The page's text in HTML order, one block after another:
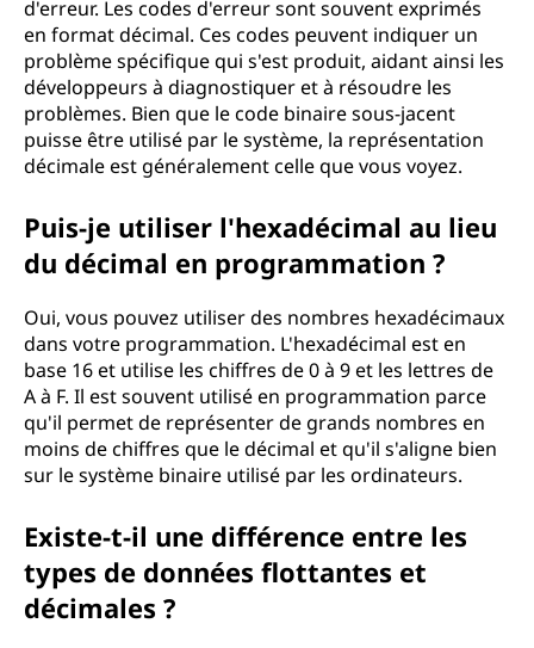
d'erreur. Les codes d'erreur sont souvent exprimés
en format décimal. Ces codes peuvent indiquer un
problème spécifique qui s'est produit, aidant ainsi les
développeurs à diagnostiquer et à résoudre les
problèmes. Bien que le code binaire sous-jacent
puisse être utilisé par le système, la représentation
décimale est généralement celle que vous voyez.
Puis-je utiliser l'hexadécimal au lieu
du décimal en programmation ?
Oui, vous pouvez utiliser des nombres hexadécimaux
dans votre programmation. L'hexadécimal est en
base 16 et utilise les chiffres de 0 à 9 et les lettres de
A à F. Il est souvent utilisé en programmation parce
qu'il permet de représenter de grands nombres en
moins de chiffres que le décimal et qu'il s'aligne bien
sur le système binaire utilisé par les ordinateurs.
Existe-t-il une différence entre les
types de données flottantes et
décimales ?